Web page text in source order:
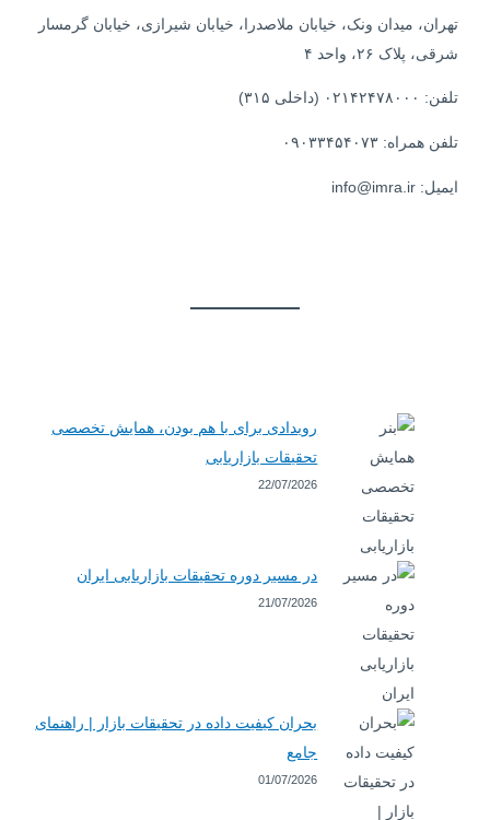
تهران، میدان ونک، خیابان ملاصدرا، خیابان شیرازی، خیابان گرمسار
شرقی، پلاک ۲۶، واحد ۴
تلفن: ۰۲۱۴۲۴۷۸۰۰۰ (داخلی ۳۱۵)
تلفن همراه: ۰۹۰۳۳۴۵۴۰۷۳
ایمیل: info@imra.ir
رویدادی برای با هم بودن، همایش تخصصی
تحقیقات بازاریابی
22/07/2026
در مسیر دوره تحقیقات بازاریابی ایران
21/07/2026
بحران کیفیت داده در تحقیقات بازار | راهنمای
جامع
01/07/2026